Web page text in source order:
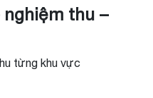
thu –
từng khu vực